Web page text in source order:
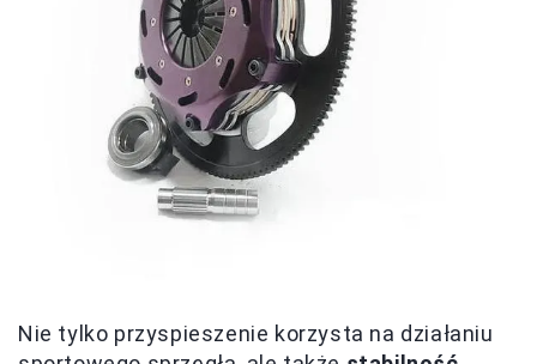
Nie tylko przyspieszenie korzysta na działaniu